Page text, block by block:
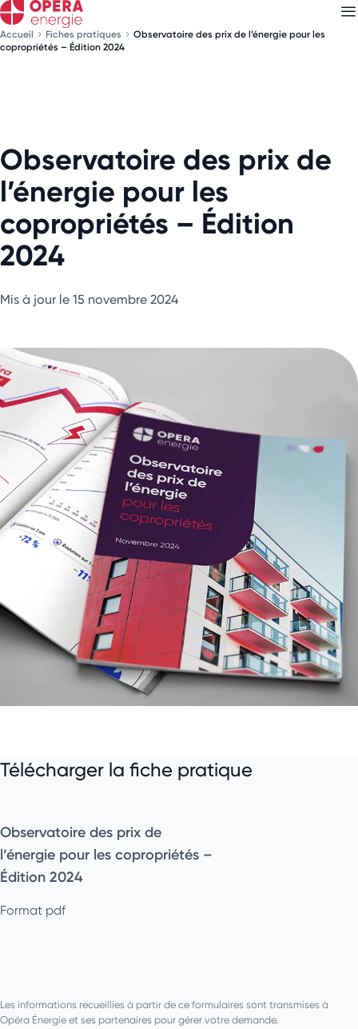
Accueil Fiches pratiques
Observatoire des prix de l’énergie pour les
copropriétés – Édition 2024
Observatoire des prix de
l’énergie pour les
copropriétés – Édition
2024
Mis à jour le 15 novembre 2024
Télécharger la fiche pratique
Observatoire des prix de
l’énergie pour les copropriétés –
Édition 2024
Format pdf
Les informations recueillies à partir de ce formulaires sont transmises à
Opéra Énergie et ses partenaires pour gérer votre demande.